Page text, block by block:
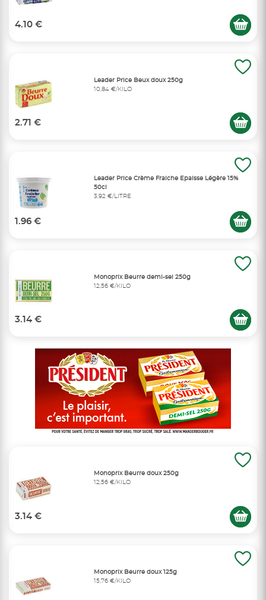
4.10 €
Leader Price Beux doux 250g
10,84 €/KILO
2.71 €
Leader Price Crème Fraiche Epaisse Légère 15%
50cl
3,92 €/LITRE
1.96 €
Monoprix Beurre demi-sel 250g
12,56 €/KILO
3.14 €
Monoprix Beurre doux 250g
12,56 €/KILO
3.14 €
Monoprix Beurre doux 125g
15,76 €/KILO